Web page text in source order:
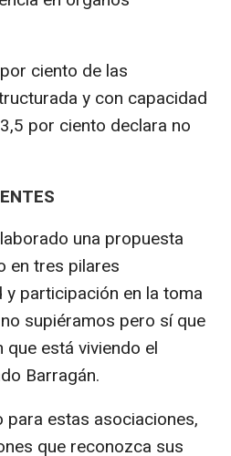
ciento de las
y con capacidad
por ciento declara no
una propuesta
en tres pilares
participación en la toma
supiéramos pero sí que
está viviendo el
Barragán.
estas asociaciones,
que reconozca sus